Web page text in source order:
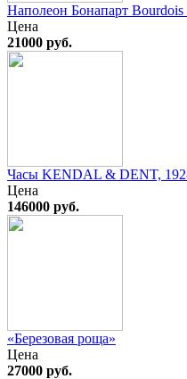
Наполеон Бонапарт Bourdois
Цена
21000 руб.
Часы KENDAL & DENT,
Цена
146000 руб.
«Березовая роща»
Цена
27000 руб.